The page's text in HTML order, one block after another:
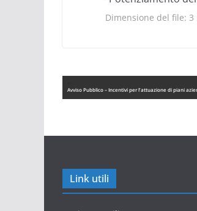
Dimensione del file: 3
Avviso Pubblico – Incentivi per l’attuazione di piani
Link utili